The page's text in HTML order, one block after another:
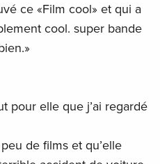
ce «Film cool» et qui a
cool. super bande
pour elle que j’ai regardé
de films et qu’elle